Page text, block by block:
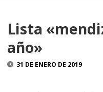
Lista
año»
31 DE ENERO DE 2019